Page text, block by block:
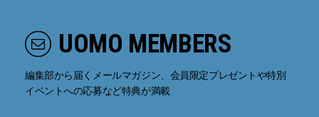
UOMO MEMBERS
編集部から届くメールマガジン、会員限定プレゼントや特別
イベントへの応募など特典が満載